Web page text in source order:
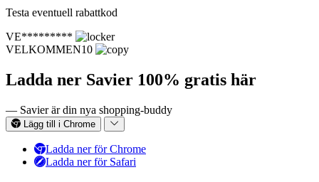
Testa eventuell rabattkod
VE*********
VELKOMMEN10
Ladda ner Savier 100% gratis här
— Savier är din nya shopping-buddy
Lägg till i Chrome
Ladda ner för Chrome
Ladda ner för Safari